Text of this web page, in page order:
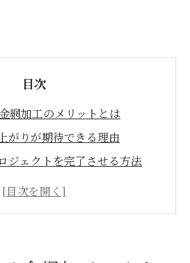
目次
網加工のメリットとは
がりが期待できる理由
ジェクトを完了させる方法
で品質を保証